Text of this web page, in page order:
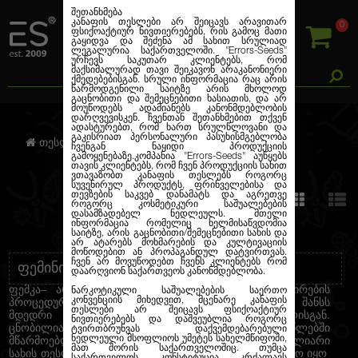
0
შეთანხმება
კანაფის თესლები არ შეიცავს არავითარ
ფსიქოაქტიურ ნივთიერებებს, რის გამოც მათი
გაყიდვა და შეძენა ამ სახით სრულიად
ლეგალურია საქართველოში. "Errors-Seeds"
ურჩევს საკუთარ კლიენტებს, რომ
მაქსიმალურად თავი შეიკავონ არაკანონიერი
ქმედებებისგან. სრული ინფორმაცია რაც არის
წარმოდგენილი საიტზე არის მხოლოდ
გაცნობითი და შემეცნებითი ხასიათის, და არ
მოუწოდებს ადამიანებს კანონმდებლობის
დარღვევისკენ. ჩვენთან შეთანხმებით თქვენ
ადასტურებთ, რომ ხართ სრულწლოვანი და
გაკისრიათ პერსონალური პასუხისმგებლობა
ჩვენგან ნაყიდი პროდუქციის
გამოყენებაზე.კომპანია
"Errors-Seeds" აუწყებს
თავის კლიენტებს, რომ ჩვენ პროდუქციის სახით
ვთავაზობთ კანაფის თესლებს როგორც
სუვენირულ პროდუქტს, ფრინველებისა და
თევზების საკვებ დანამატს და აგრეთვე
როგორც კოსმეტიკური საშუალებების
დასამზადებელ ნედლეულს. მთელი
ინფორმაცია რომელიც ხელმისაწვდომია
საიტზე, არის გაცნობითი/შემეცნებითი სახის და
არ ატარებს მოხმარების და კულტივაციის
მოწოდებით ან პროპაგანდულ დატვირთვას.
ჩვენ არ მოვუწოდებთ ჩვენს კლიენტებს რომ
დაარღვიონ საქართვეოს კანონმდებლობა.
ნარკოტიკული საშუალებების საერთო
კონვენციის მიხედვით, მცენარე კანაფის
თესლები არ შეიცავს ფსიქოაქტიურ
ნივთიერებებს და დაშვეუბლია როგორც
ტვირთბრუნვას დაქვემდებარებული
ნედლეული მსოფლიოს უმეტეს სახელმწიფოში,
მათ შორის საქართველოშიც. თუმცა
თესლების კანაფი ფემინიზირებული
სტანდარტი
ᲤᲔᲛᲘᲜᲘᲖᲘᲠᲔᲑᲣᲚᲘ
ფემკა– არის თესლი რომელმაც გაიარა ფემინიზირების
პროცედურა, რომელიც იძლევა თითქმის 100% შანსს
მდედრი მცენარის მიღებისა თითოეული თესლისგან.
ცნობილია, რომ გასული საუკუნის 80-იან წლებში
მწარმოებლების არსენალში იყო მხოლოდ რეგულიარი
სახის თესლი და მოყვანის დროს, ყოველ ჯერზე საჭირო იყო